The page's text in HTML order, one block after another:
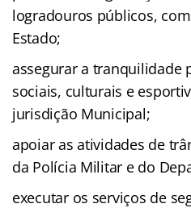
logradouros públicos,
Estado;
assegurar a tranquilidade
sociais, culturais e
jurisdição Municipal;
apoiar as atividades de
da Polícia Militar e do
executar os serviços de